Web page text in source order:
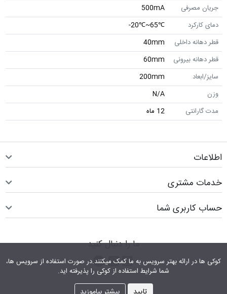
کوکی ها در ارائه بهتر سرویس‎ به ما کمک می‎کنند.در صورت استفاده از سرویس ها،
شما شرایط استفاده از کوکی را پذیرفته اید.
جریان مصرفی
500mA
دمای کارکرد
℃65~℃20-
قطر دهانه داخلی
40mm
قطر دهانه بیرونی
60mm
سایز/ابعاد
200mm
وزن
N/A
مدت گارانتی
12 ماه
اطلاعات
خدمات مشتری
حساب کاربری شما
ما را دنبال کنید
اینستاگرام
پیام رسان واتس اپ
کانال تلگرام